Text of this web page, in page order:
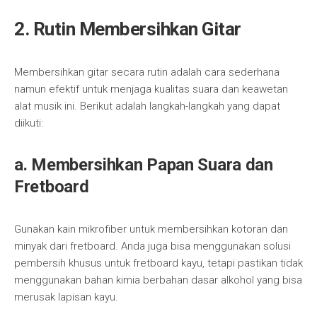
2. Rutin Membersihkan Gitar
Membersihkan gitar secara rutin adalah cara sederhana
namun efektif untuk menjaga kualitas suara dan keawetan
alat musik ini. Berikut adalah langkah-langkah yang dapat
diikuti:
a. Membersihkan Papan Suara dan
Fretboard
Gunakan kain mikrofiber untuk membersihkan kotoran dan
minyak dari fretboard. Anda juga bisa menggunakan solusi
pembersih khusus untuk fretboard kayu, tetapi pastikan tidak
menggunakan bahan kimia berbahan dasar alkohol yang bisa
merusak lapisan kayu.